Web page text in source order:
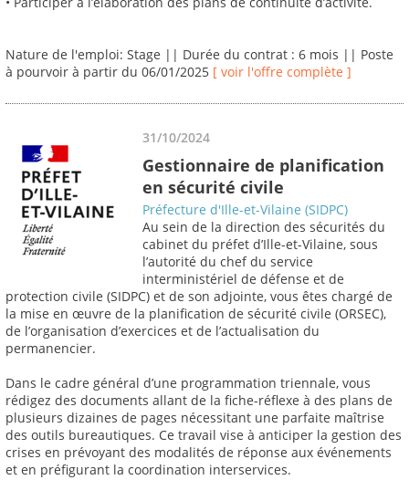
Nature de l'emploi: Stage || Durée du contrat : 6 mois || Poste
à pourvoir à partir du 06/01/2025 [ voir l'offre complète ]
31/10/2024
Gestionnaire de planification
en sécurité civile
Préfecture d'Ille-et-Vilaine (SIDPC)
Au sein de la direction des sécurités du
cabinet du préfet d’Ille-et-Vilaine, sous
l’autorité du chef du service
interministériel de défense et de
protection civile (SIDPC) et de son adjointe, vous êtes chargé de
la mise en œuvre de la planification de sécurité civile (ORSEC),
de l’organisation d’exercices et de l’actualisation du
permanencier.
Dans le cadre général d’une programmation triennale, vous
rédigez des documents allant de la fiche-réflexe à des plans de
plusieurs dizaines de pages nécessitant une parfaite maîtrise
des outils bureautiques. Ce travail vise à anticiper la gestion des
crises en prévoyant des modalités de réponse aux événements
et en préfigurant la coordination interservices.